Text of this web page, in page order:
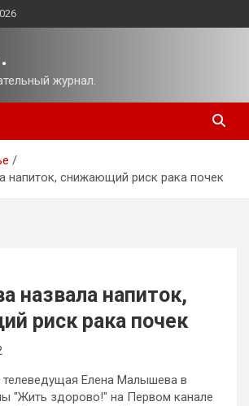
журнал.
напиток, снижающий риск рака почек
назвала напиток,
риск рака почек
телеведущая Елена Малышева в
"Жить здорово!" на Первом канале